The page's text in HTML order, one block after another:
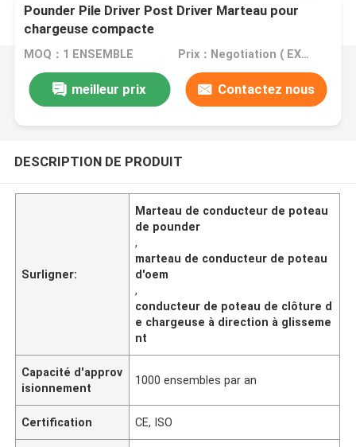
Pounder Pile Driver Post Driver Marteau pour
chargeuse compacte
MOQ：1 ENSEMBLE Prix：Negotiation ( EXW , FOB or CIF price )
meilleur prix Contactez nous
DESCRIPTION DE PRODUIT
Surligner:
Marteau de conducteur de poteau
de pounder
,
marteau de conducteur de poteau
d'oem
,
conducteur de poteau de clôture d
e chargeuse à direction à glisseme
nt
Capacité d'approv
isionnement
1000 ensembles par an
Certification CE, ISO